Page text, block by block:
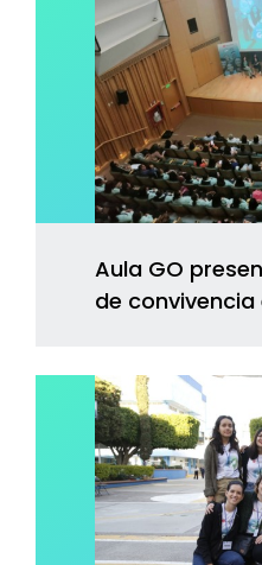
Aula GO
de convivencia